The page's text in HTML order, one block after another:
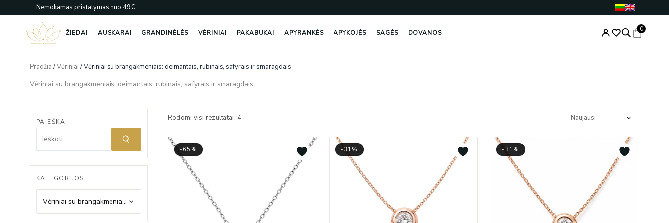
prie
Nemokamas pristatymas nuo 49€
ŽIEDAI AUSKARAI GRANDINĖLĖS VĖRINIAI PAKABUKAI APYRANKĖS APYKOJĖS SAGĖS DOVANOS 0
Pradžia/Vėriniai/ Vėriniai su brangakmeniais: deimantais, rubinais, safyrais ir smaragdais
Vėriniai su brangakmeniais: deimantais, rubinais, safyrais ir smaragdais
PAIEŠKA
KATEGORIJOS
Vėriniai su brangakmeniais: deimantais, rubinais, safyrais ir smaragdais
Rodomi visi rezultatai: 4pagal
-65% -31% -31%